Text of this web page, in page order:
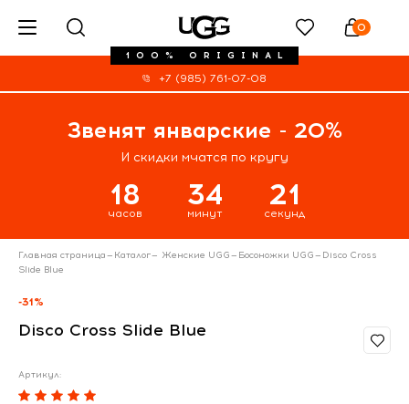
100% ORIGINAL
0
+7 (985) 761-07-08
Звенят январские - 20%
И скидки мчатся по кругу
18
часов
34
минут
20
секунд
Главная страница— Каталог— Женские UGG— Босоножки UGG— Disco Cross
Slide Blue
-31%
Disco Cross Slide Blue
Артикул: